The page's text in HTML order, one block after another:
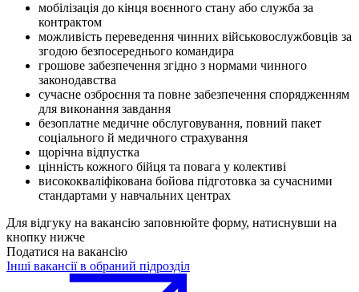
мобілізація до кінця воєнного стану або служба за
контрактом
можливість переведення чинних військовослужбовців за
згодою безпосереднього командира
грошове забезпечення згідно з нормами чинного
законодавства
сучасне озброєння та повне забезпечення спорядженням
для виконання завдання
безоплатне медичне обслуговування, повний пакет
соціального й медичного страхування
щорічна відпустка
цінність кожного бійця та повага у колективі
висококваліфікована бойова підготовка за сучасними
стандартами у навчальних центрах
Для відгуку на вакансію заповнюйте форму, натиснувши на
кнопку нижче
Податися на вакансію
Інші вакансії в обраний підрозділ